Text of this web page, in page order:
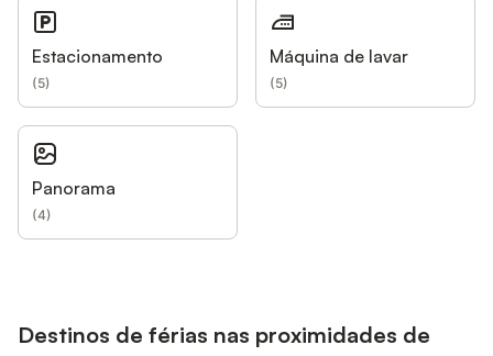
Estacionamento
(5)
Máquina de lavar
(5)
Panorama
(4)
Destinos de férias nas proximidades de